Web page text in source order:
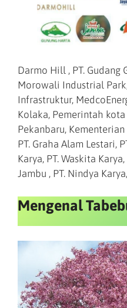
Darmo Hill , PT. Gudang
Morowali Industrial
Infrastruktur,
Kolaka, Pemerintah
Pekanbaru,
PT. Graha Alam Lestari,
Karya, PT. Waskita
Jambu , PT. Nindya
Mengenal